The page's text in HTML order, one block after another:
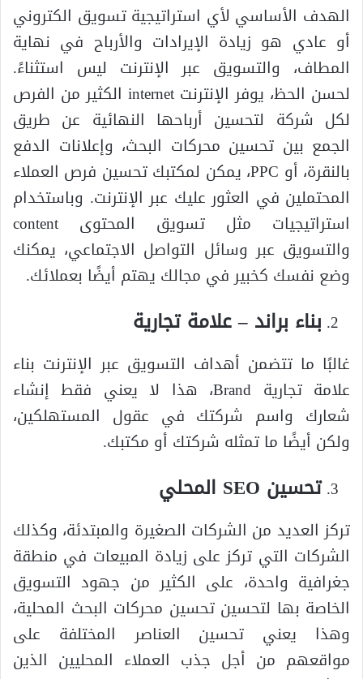
الهدف الأساسي لأي استراتيجية تسويق الكتروني
أو عادي هو زيادة الإيرادات والأرباح في نهاية
المطاف، والتسويق عبر الإنترنت ليس استثناءً.
لحسن الحظ، يوفر الإنترنت internet الكثير من الفرص
لكل شركة لتحسين أرباحها النهائية عن طريق
الجمع بين تحسين محركات البحث، وإعلانات الدفع
بالنقرة، أو PPC، يمكن لمكتبك تحسين فرص العملاء
المحتملين في العثور عليك عبر الإنترنت. وباستخدام
استراتيجيات مثل تسويق المحتوى content
والتسويق عبر وسائل التواصل الاجتماعي، يمكنك
وضع نفسك كخبير في مجالك يهتم أيضًا بعملائك.
بناء براند – علامة تجارية
غالبًا ما تتضمن أهداف التسويق عبر الإنترنت بناء
علامة تجارية Brand، هذا لا يعني فقط إنشاء
شعارك واسم شركتك في عقول المستهلكين،
ولكن أيضًا ما تمثله شركتك أو مكتبك.
تحسين SEO المحلي
تركز العديد من الشركات الصغيرة والمبتدئة، وكذلك
الشركات التي تركز على زيادة المبيعات في منطقة
جغرافية واحدة، على الكثير من جهود التسويق
الخاصة بها لتحسين تحسين محركات البحث المحلية،
وهذا يعني تحسين العناصر المختلفة على
مواقعهم من أجل جذب العملاء المحليين الذين